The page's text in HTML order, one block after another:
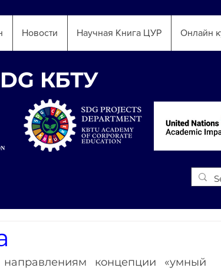
Новости Научная Книга ЦУР Онлайн
КБТУ
концепции «умный